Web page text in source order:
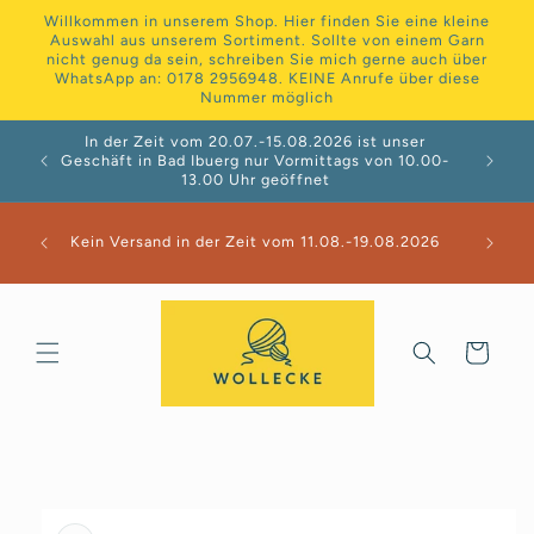
zum
Inhalt
Willkommen in unserem Shop. Hier finden Sie eine kleine
Auswahl aus unserem Sortiment. Sollte von einem Garn
nicht genug da sein, schreiben Sie mich gerne auch über
WhatsApp an: 0178 2956948. KEINE Anrufe über diese
Nummer möglich
In der Zeit vom 20.07.-15.08.2026 ist unser
Geschäft in Bad Ibuerg nur Vormittags von 10.00-
13.00 Uhr geöffnet
Kein Versand in der Zeit vom 11.08.-19.08.2026
Warenkorb